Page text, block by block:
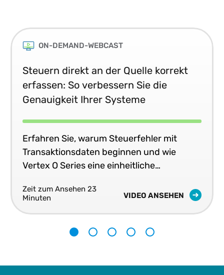
ON-DEMAND-WEBCAST
Steuern direkt an der Quelle korrekt
erfassen: So verbessern Sie die
Genauigkeit Ihrer Systeme
Erfahren Sie, warum Steuerfehler mit
Transaktionsdaten beginnen und wie
Vertex O Series eine einheitliche
Geschäftssystemen liefert.
Zeit zum Ansehen 23
Minuten
VIDEO ANSEHEN